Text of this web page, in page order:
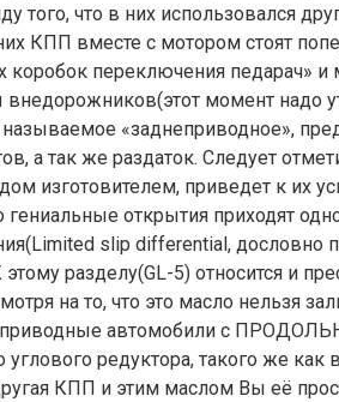
что в них использовался
КПП вместе с мотором стоят
переключения педарач»
момент надо
«заднеприводное»,
а так же раздаток. Следует
изготовителем, приведет к их
открытия приходят
slip differential, дословно
разделу(GL-5) относится и
на то, что это масло нельзя
автомобили с
редуктора, такого же
КПП и этим маслом Вы её